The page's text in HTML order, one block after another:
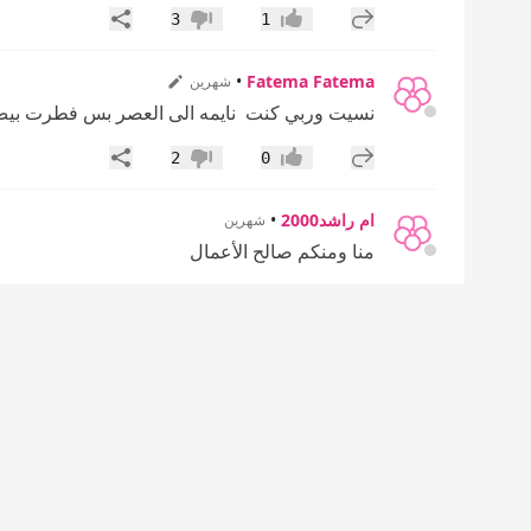
إضافة رد جديد
إعجاب1 عدم إعجاب
3 مشاركة
Fatema Fatema
• شهرين
نسيت وربي كنت نايمه الى العصر بس فطرت
إضافة رد جديد
إعجاب0 عدم إعجاب
2 مشاركة
ام راشد2000 • شهرين
منا ومنكم صالح الأعمال